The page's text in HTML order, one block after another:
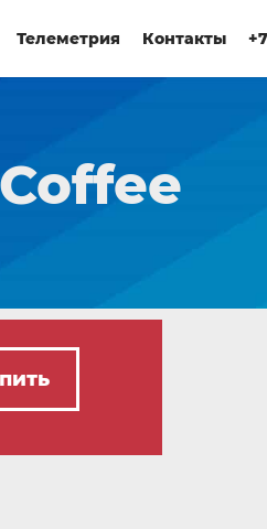
Телеметрия Контакты